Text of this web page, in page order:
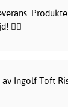
👍🏻
av Ingolf Toft